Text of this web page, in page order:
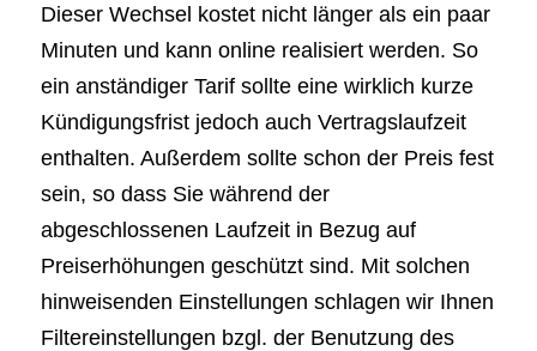
Dieser Wechsel kostet nicht länger als ein paar
Minuten und kann online realisiert werden. So
ein anständiger Tarif sollte eine wirklich kurze
Kündigungsfrist jedoch auch Vertragslaufzeit
enthalten. Außerdem sollte schon der Preis fest
sein, so dass Sie während der
abgeschlossenen Laufzeit in Bezug auf
Preiserhöhungen geschützt sind. Mit solchen
hinweisenden Einstellungen schlagen wir Ihnen
Filtereinstellungen bzgl. der Benutzung des